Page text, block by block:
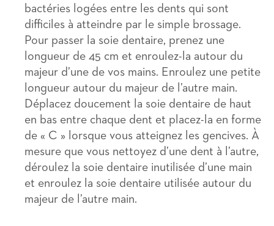
bactéries logées entre les dents qui sont
difficiles à atteindre par le simple brossage.
Pour passer la soie dentaire, prenez une
longueur de 45 cm et enroulez-la autour du
majeur d’une de vos mains. Enroulez une petite
longueur autour du majeur de l’autre main.
Déplacez doucement la soie dentaire de haut
en bas entre chaque dent et placez-la en forme
de « C » lorsque vous atteignez les gencives. À
mesure que vous nettoyez d’une dent à l’autre,
déroulez la soie dentaire inutilisée d’une main
et enroulez la soie dentaire utilisée autour du
majeur de l’autre main.